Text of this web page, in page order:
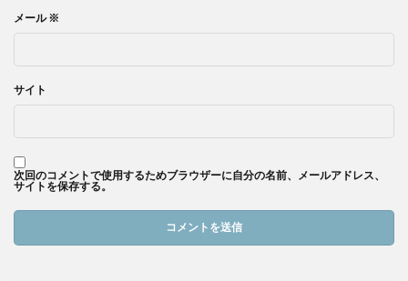
メール※
サイト
次回のコメントで使用するためブラウザーに自分の名前、メールアドレス、
サイトを保存する。